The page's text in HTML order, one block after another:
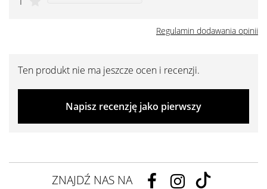
Regulamin dodawania opinii
Ten produkt nie ma jeszcze ocen i recenzji.
Napisz recenzję jako pierwszy
ZNAJDŹ NAS NA